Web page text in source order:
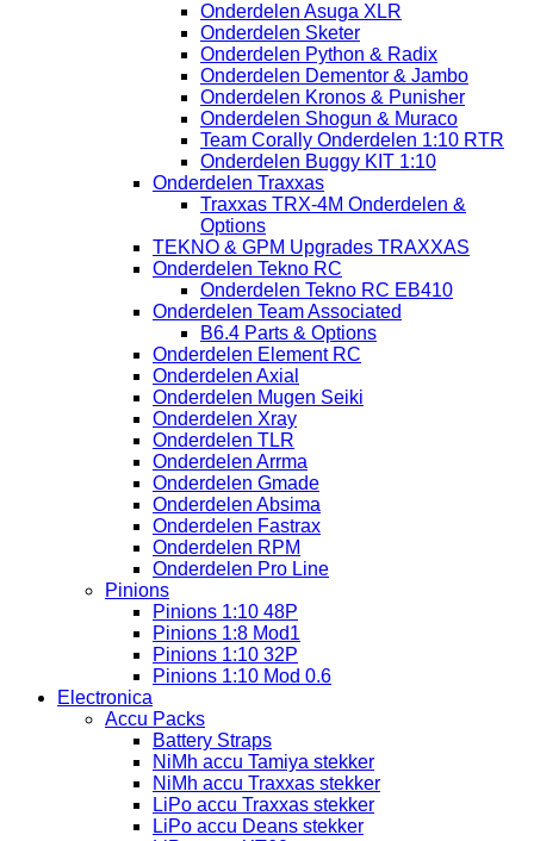
Onderdelen Asuga XLR
Onderdelen Sketer
Onderdelen Python & Radix
Onderdelen Dementor & Jambo
Onderdelen Kronos & Punisher
Onderdelen Shogun & Muraco
Team Corally Onderdelen 1:10 RTR
Onderdelen Buggy KIT 1:10
Onderdelen Traxxas
Traxxas TRX-4M Onderdelen &
Options
TEKNO & GPM Upgrades TRAXXAS
Onderdelen Tekno RC
Onderdelen Tekno RC EB410
Onderdelen Team Associated
B6.4 Parts & Options
Onderdelen Element RC
Onderdelen Axial
Onderdelen Mugen Seiki
Onderdelen Xray
Onderdelen TLR
Onderdelen Arrma
Onderdelen Gmade
Onderdelen Absima
Onderdelen Fastrax
Onderdelen RPM
Onderdelen Pro Line
Pinions
Pinions 1:10 48P
Pinions 1:8 Mod1
Pinions 1:10 32P
Pinions 1:10 Mod 0.6
Electronica
Accu Packs
Battery Straps
NiMh accu Tamiya stekker
NiMh accu Traxxas stekker
LiPo accu Traxxas stekker
LiPo accu Deans stekker